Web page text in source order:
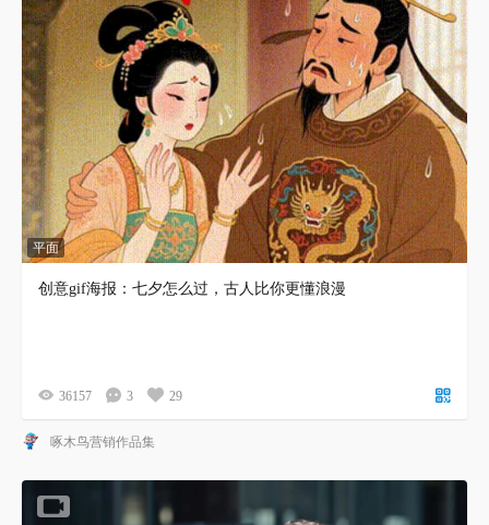
平面
创意gif海报：七夕怎么过，古人比你更懂浪漫
36157 3 29
啄木鸟营销作品集